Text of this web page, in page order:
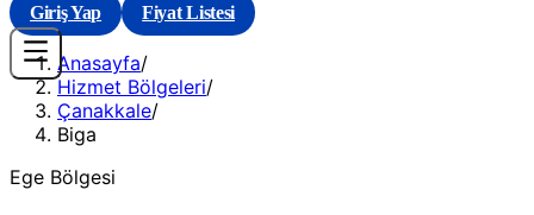
Giriş Yap
Fiyat Listesi
Anasayfa/
Hizmet Bölgeleri/
Çanakkale/
Biga
Ege Bölgesi